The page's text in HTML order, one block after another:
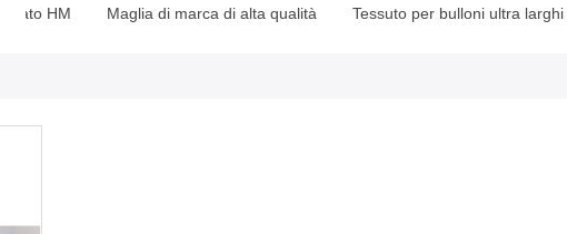
HM Maglia di marca di alta qualità Tessuto per bulloni ultra larghi